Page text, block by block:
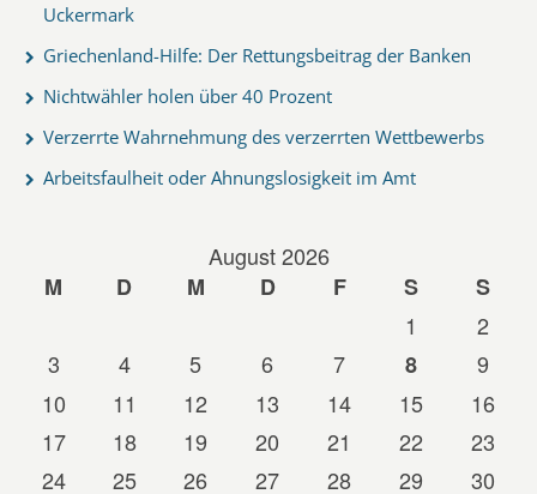
Uckermark
Griechenland-Hilfe: Der Rettungsbeitrag der Banken
Nichtwähler holen über 40 Prozent
Verzerrte Wahrnehmung des verzerrten Wettbewerbs
Arbeitsfaulheit oder Ahnungslosigkeit im Amt
August 2026
M
D M D F S
S
1
2
3
4 5 6 7 8
9
10
11 12 13 14 15
16
17
18 19 20 21 22
23
24
25 26 27 28 29 30